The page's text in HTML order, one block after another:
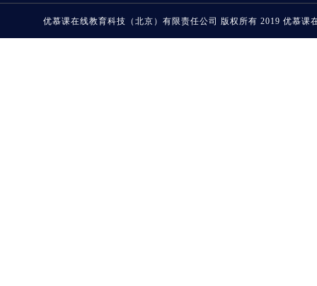
优慕课在线教育科技（北京）有限责任公司 版权所有 2019 优慕课